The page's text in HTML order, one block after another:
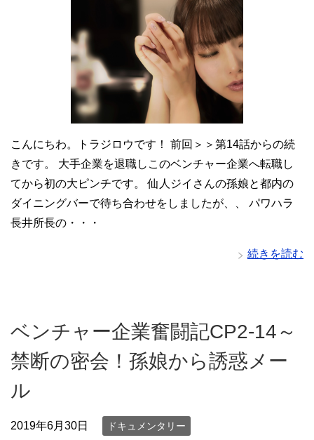
こんにちわ。トラジロウです！ 前回＞＞第14話からの続
きです。 大手企業を退職しこのベンチャー企業へ転職し
てから初の大ピンチです。 仙人ジイさんの孫娘と都内の
ダイニングバーで待ち合わせをしましたが、、 パワハラ
長井所長の・・・
続きを読む
ベンチャー企業奮闘記CP2-14～
禁断の密会！孫娘から誘惑メー
ル
2019年6月30日 ドキュメンタリー